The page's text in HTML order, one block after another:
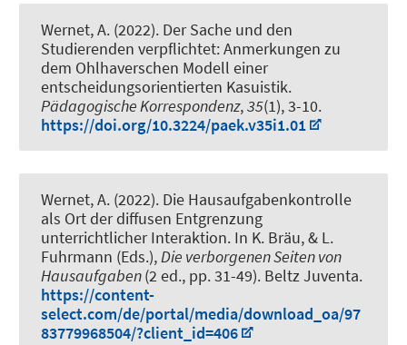
Wernet, A. (2022). Der Sache und den
Studierenden verpflichtet: Anmerkungen zu
dem Ohlhaverschen Modell einer
entscheidungsorientierten Kasuistik.
Pädagogische Korrespondenz,35(1), 3-10.
https://doi.org/10.3224/paek.v35i1.01
Wernet, A. (2022). Die Hausaufgabenkontrolle
als Ort der diffusen Entgrenzung
unterrichtlicher Interaktion. In K. Bräu, & L.
Fuhrmann (Eds.),Die verborgenen Seiten von
Hausaufgaben(2 ed., pp. 31-49). Beltz Juventa.
https://content-
select.com/de/portal/media/download_oa/97
83779968504/?client_id=406